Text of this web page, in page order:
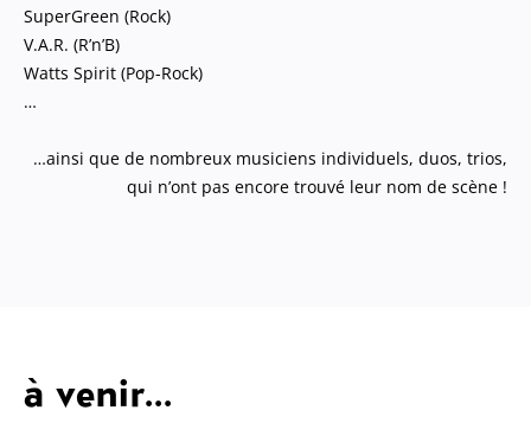
SuperGreen (Rock)
V.A.R. (R’n’B)
Watts Spirit (Pop-Rock)
…
…ainsi que de nombreux musiciens individuels, duos, trios,
qui n’ont pas encore trouvé leur nom de scène !
à venir...